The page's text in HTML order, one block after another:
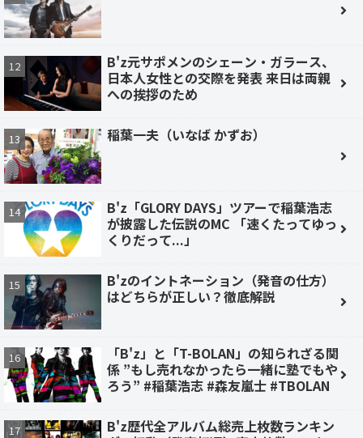
B'z元サポメンのシェーン・ガラース、
日本人女性との交際を発表 来日は両親
への挨拶のため
稲葉一夫（いなば かずお）
B'z「GLORY DAYS」ツアーで稲葉浩志
が披露した伝説のMC 「速くたってゆっ
くりだって...」
B'zのイントネーション（発音の仕方）
はどちらが正しい？徹底解説
「B'z」と「T-BOLAN」の知られざる関
係 ”もし売れなかったら一緒に塾でもや
ろう” #稲葉浩志 #森友嵐士 #TBOLAN
B'z歴代全アルバム総売上枚数ランキン